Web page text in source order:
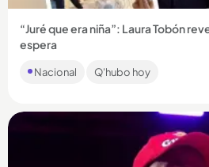
“Juré que era niña”: Laura Tobón
espera
Con un video en el que aparece
presentadora les confirmó a sus
Nacional Q'hubo hoy